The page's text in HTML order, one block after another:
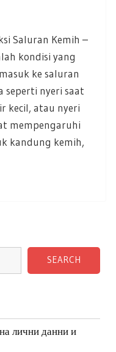
Saluran Kemih –
kondisi yang
ke saluran
seperti nyeri saat
kecil, atau nyeri
mempengaruhi
kandung kemih,
SEARCH
лични данни и